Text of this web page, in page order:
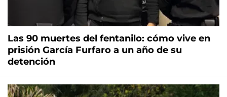
Las 90 muertes del fentanilo: cómo vive en
prisión García Furfaro a un año de su
detención